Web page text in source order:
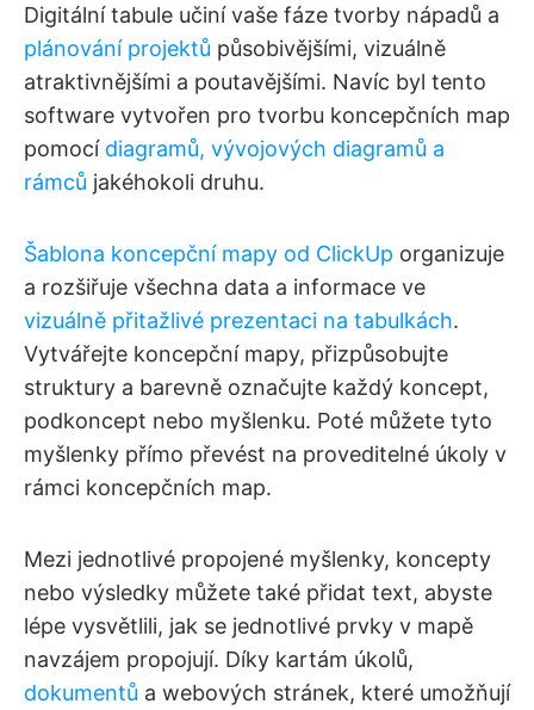
Digitální tabule učiní vaše fáze tvorby nápadů a
plánování projektů působivějšími, vizuálně
atraktivnějšími a poutavějšími. Navíc byl tento
software vytvořen pro tvorbu koncepčních map
pomocí diagramů, vývojových diagramů a
rámců jakéhokoli druhu.
Šablona koncepční mapy od ClickUp organizuje
a rozšiřuje všechna data a informace ve
vizuálně přitažlivé prezentaci na tabulkách.
Vytvářejte koncepční mapy, přizpůsobujte
struktury a barevně označujte každý koncept,
podkoncept nebo myšlenku. Poté můžete tyto
myšlenky přímo převést na proveditelné úkoly v
rámci koncepčních map.
Mezi jednotlivé propojené myšlenky, koncepty
nebo výsledky můžete také přidat text, abyste
lépe vysvětlili, jak se jednotlivé prvky v mapě
navzájem propojují. Díky kartám úkolů,
dokumentů a webových stránek, které umožňují